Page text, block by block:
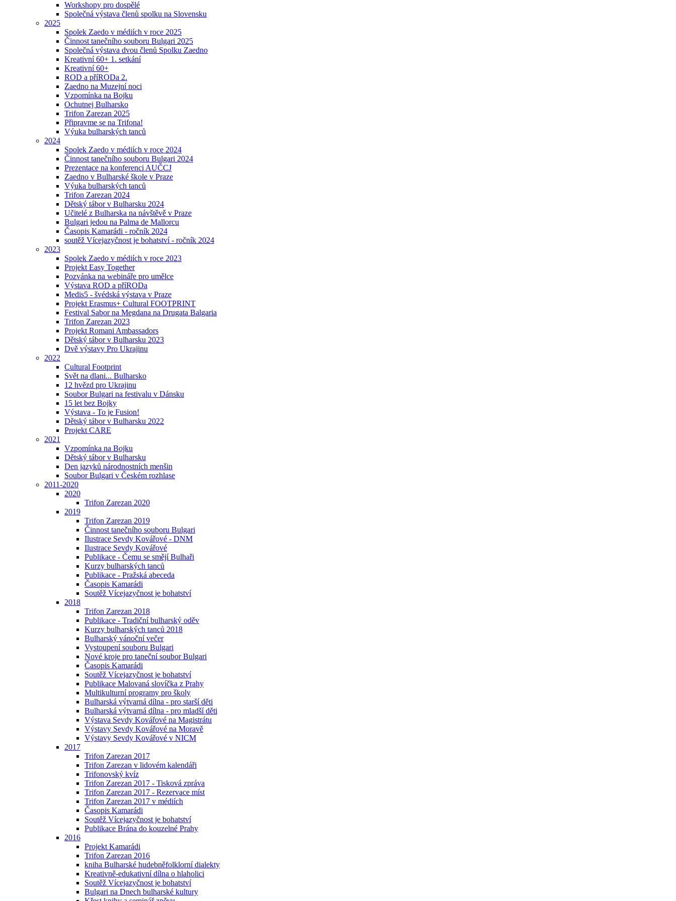
Workshopy pro dospělé
Společná výstava členů spolku na Slovensku
2025
Spolek Zaedo v médiích v roce 2025
Činnost tanečního souboru Bulgari 2025
Společná výstava dvou členů Spolku Zaedno
Kreativní 60+ 1. setkání
Kreativní 60+
ROD a příRODa 2.
Zaedno na Muzejní noci
Vzpomínka na Bojku
Ochutnej Bulharsko
Trifon Zarezan 2025
Připravme se na Trifona!
Výuka bulharských tanců
2024
Spolek Zaedo v médiích v roce 2024
Činnost tanečního souboru Bulgari 2024
Prezentace na konferenci AUČCJ
Zaedno v Bulharské škole v Praze
Výuka bulharských tanců
Trifon Zarezan 2024
Dětský tábor v Bulharsku 2024
Učitelé z Bulharska na návštěvě v Praze
Bulgari jedou na Palma de Mallorcu
Časopis Kamarádi - ročník 2024
soutěž Vícejazyčnost je bohatství - ročník 2024
2023
Spolek Zaedo v médiích v roce 2023
Projekt Easy Together
Pozvánka na webináře pro umělce
Výstava ROD a příRODa
Medis5 - švédská výstava v Praze
Projekt Erasmus+ Cultural FOOTPRINT
Festival Sabor na Megdana na Drugata Balgaria
Trifon Zarezan 2023
Projekt Romani Ambassadors
Dětský tábor v Bulharsku 2023
Dvě výstavy Pro Ukrajinu
2022
Cultural Footprint
Svět na dlani... Bulharsko
12 hvězd pro Ukrajinu
Soubor Bulgari na festivalu v Dánsku
15 let bez Bojky
Výstava - To je Fusion!
Dětský tábor v Bulharsku 2022
Projekt CARE
2021
Vzpomínka na Bojku
Dětský tábor v Bulharsku
Den jazyků národnostních menšin
Soubor Bulgari v Českém rozhlase
2011-2020
2020
Trifon Zarezan 2020
2019
Trifon Zarezan 2019
Činnost tanečního souboru Bulgari
Ilustrace Sevdy Kovářové - DNM
Ilustrace Sevdy Kovářové
Publikace - Čemu se smějí Bulhaři
Kurzy bulharských tanců
Publikace - Pražská abeceda
Časopis Kamarádi
Soutěž Vícejazyčnost je bohatství
2018
Trifon Zarezan 2018
Publikace - Tradiční bulharský oděv
Kurzy bulharských tanců 2018
Bulharský vánoční večer
Vystoupení souboru Bulgari
Nové kroje pro taneční soubor Bulgari
Časopis Kamarádi
Soutěž Vícejazyčnost je bohatství
Publikace Malovaná slovíčka z Prahy
Multikulturní programy pro školy
Bulharská výtvarná dílna - pro starší děti
Bulharská výtvarná dílna - pro mladší děti
Výstava Sevdy Kovářové na Magistrátu
Výstavy Sevdy Kovářové na Moravě
Výstavy Sevdy Kovářové v NICM
2017
Trifon Zarezan 2017
Trifon Zarezan v lidovém kalendáři
Trifonovský kvíz
Trifon Zarezan 2017 - Tisková zpráva
Trifon Zarezan 2017 - Rezervace míst
Trifon Zarezan 2017 v médiích
Časopis Kamarádi
Soutěž Vícejazyčnost je bohatství
Publikace Brána do kouzelné Prahy
2016
Projekt Kamarádi
Trifon Zarezan 2016
kniha Bulharské hudebněfolklorní dialekty
Kreativně-edukativní dílna o hlaholici
Soutěž Vícejazyčnost je bohatství
Bulgari na Dnech bulharské kultury